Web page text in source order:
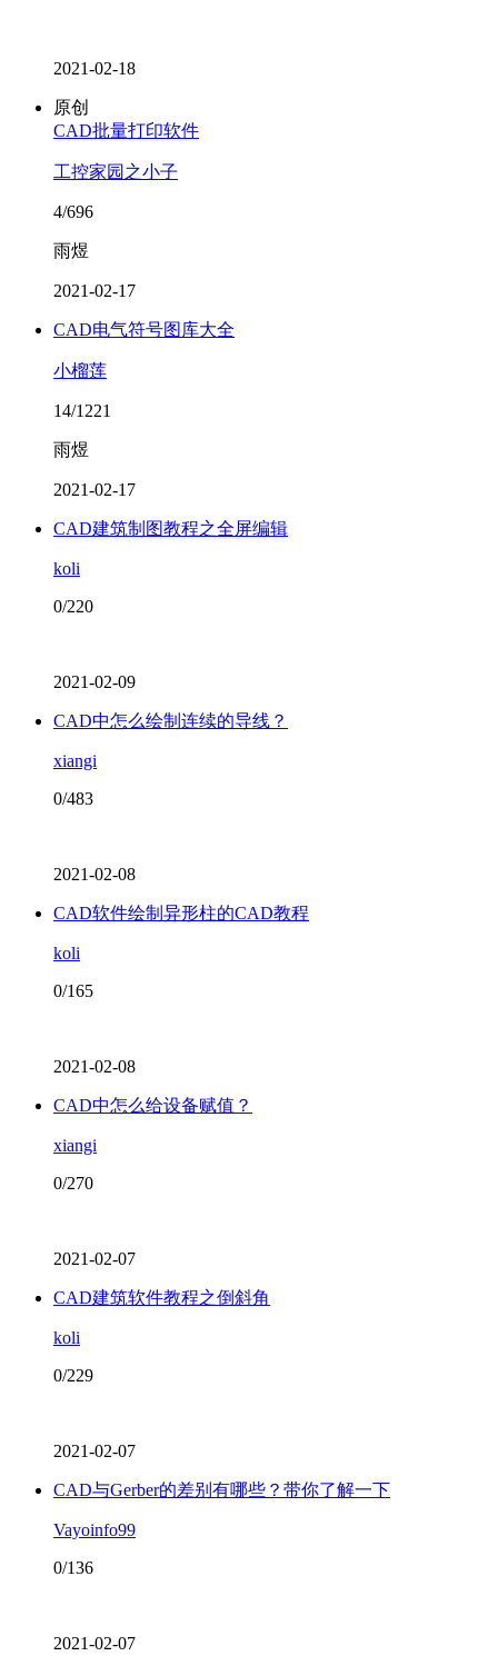
2021-02-18
原创
CAD批量打印软件
工控家园之小子
4/696
雨煜
2021-02-17
CAD电气符号图库大全
小榴莲
14/1221
雨煜
2021-02-17
CAD建筑制图教程之全屏编辑
koli
0/220
2021-02-09
CAD中怎么绘制连续的导线？
xiangi
0/483
2021-02-08
CAD软件绘制异形柱的CAD教程
koli
0/165
2021-02-08
CAD中怎么给设备赋值？
xiangi
0/270
2021-02-07
CAD建筑软件教程之倒斜角
koli
0/229
2021-02-07
CAD与Gerber的差别有哪些？带你了解一下
Vayoinfo99
0/136
2021-02-07